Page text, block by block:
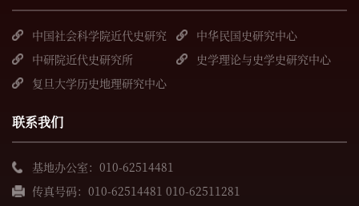
中国社会科学院近代史研究
所
中华民国史研究中心
中研院近代史研究所
史学理论与史学史研究中心
复旦大学历史地理研究中心
联系我们
基地办公室：010-62514481
传真号码：010-62514481 010-62511281